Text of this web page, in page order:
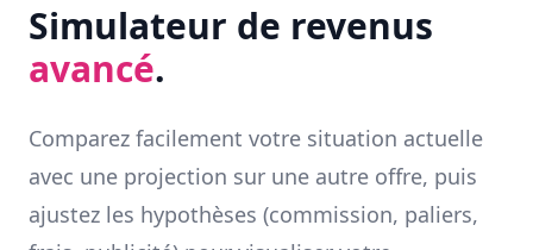
Simulateur de revenus
avancé.
Comparez facilement votre situation actuelle
avec une projection sur une autre offre, puis
ajustez les hypothèses (commission, paliers,